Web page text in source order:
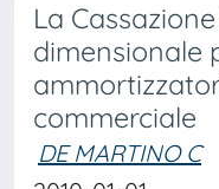
La
dimensionale
commerciale
DE MARTINO C